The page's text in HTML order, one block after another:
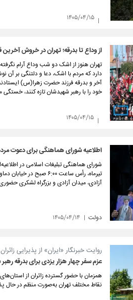
۱۴۰۵/۰۴/۱۵
از وداع تا بدرقه؛ تهران در خروش آخرین
تهران هنوز از اشک دو شب وداع آرام
دارد که مردم با اشک، دعا و دلتنگی بر آن
آخر و بدرقه فرزند حضرت زهرا(س)
خود را با رهبر شهیدشان تازه کنند، خستگی
۱۴۰۵/۰۴/۱۵
اطلاعیه شورای هماهنگی برای دعوت
تیرماه، رأس ساعت ۶:۰۰
آزادی، میدان آزادی و بزرگراه لشکری
دولت ۱۴۰۵/۰۴/۱۴
روایت خبرنگار «ایران» از پذیرایی
عزم سفر چهار هزار یزدی برای بدرقه
همزمان با حضور گسترده زائران از
نقاط مختلف تهران به‌صورت منظم در حال